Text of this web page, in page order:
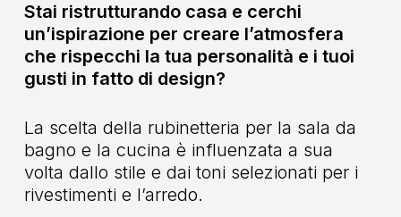
Stai ristrutturando casa e cerchi
un’ispirazione per creare l’atmosfera
che rispecchi la tua personalità e i tuoi
gusti in fatto di design?
La scelta della rubinetteria per la sala da
bagno e la cucina è influenzata a sua
volta dallo stile e dai toni selezionati per i
rivestimenti e l’arredo.